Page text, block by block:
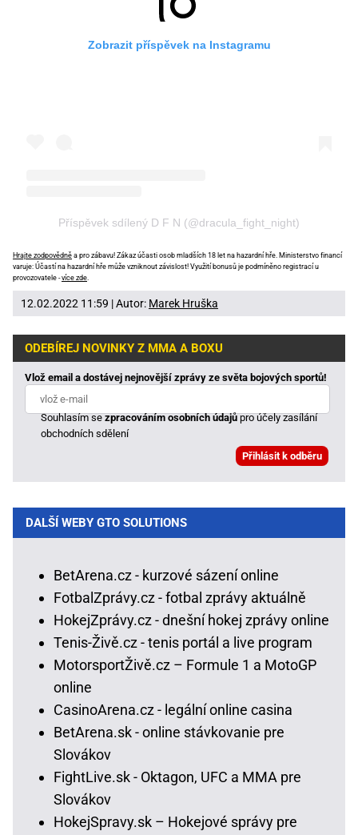
Zobrazit příspěvek na Instagramu
Příspěvek sdílený D F N (@dracula_fight_night)
Hrajte zodpovědně a pro zábavu! Zákaz účasti osob mladších 18 let na hazardní hře. Ministerstvo financí
varuje: Účastí na hazardní hře může vzniknout závislost! Využití bonusů je podmíněno registrací u
provozovatele -více zde.
12.02.2022 11:59 | Autor: Marek Hruška
ODEBÍREJ NOVINKY Z MMA A BOXU
Vlož email a dostávej nejnovější zprávy ze světa bojových sportů!
Souhlasím sezpracováním osobních údajůpro účely zasílání
obchodních sdělení
DALŠÍ WEBY GTO SOLUTIONS
BetArena.cz - kurzové sázení online
FotbalZprávy.cz - fotbal zprávy aktuálně
HokejZprávy.cz - dnešní hokej zprávy online
Tenis-Živě.cz - tenis portál a live program
MotorsportŽivě.cz – Formule 1 a MotoGP
online
CasinoArena.cz - legální online casina
BetArena.sk - online stávkovanie pre
Slovákov
FightLive.sk - Oktagon, UFC a MMA pre
Slovákov
HokejSpravy.sk – Hokejové správy pre